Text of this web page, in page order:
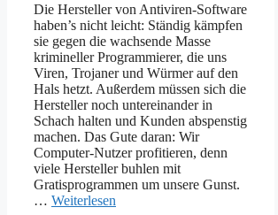
Die Hersteller von Antiviren-Software
haben’s nicht leicht: Ständig kämpfen
sie gegen die wachsende Masse
krimineller Programmierer, die uns
Viren, Trojaner und Würmer auf den
Hals hetzt. Außerdem müssen sich die
Hersteller noch untereinander in
Schach halten und Kunden abspenstig
machen. Das Gute daran: Wir
Computer-Nutzer profitieren, denn
viele Hersteller buhlen mit
Gratisprogrammen um unsere Gunst.
… Weiterlesen